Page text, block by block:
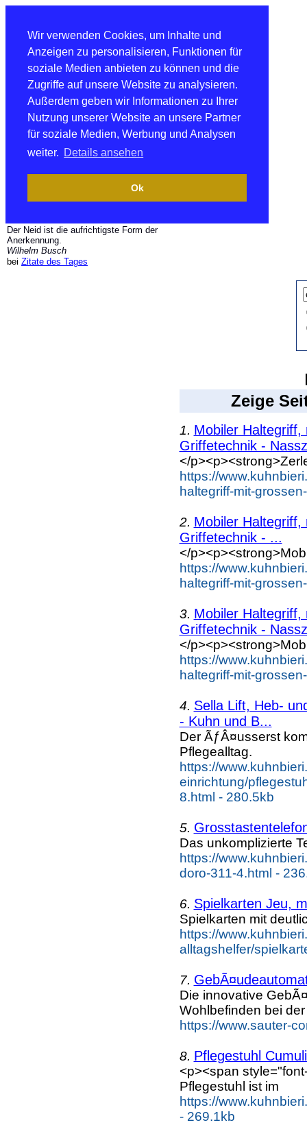
Wir verwenden Cookies, um Inhalte und
Anzeigen zu personalisieren, Funktionen für
soziale Medien anbieten zu können und die
Zugriffe auf unsere Website zu analysieren.
Außerdem geben wir Informationen zu Ihrer
Nutzung unserer Website an unsere Partner
für soziale Medien, Werbung und Analysen
weiter. Details ansehen
Ok
Der Neid ist die aufrichtigste Form der
Anerkennung.
Wilhelm Busch
bei Zitate des Tages
Zeige
1. Mobiler
Griffetechnik -
</
https://
haltegriff-mit-
2. Mobiler
Griffetechnik - ...
</
https://
haltegriff-mit-
3. Mobiler
Griffetechnik -
</
https://
haltegriff-mit-
4. Sella Lift, Heb-
- Kuhn und B...
Der ÃƒÂ¤usserst
Pflegealltag.
https://
einrichtung/
8.html - 280.5kb
5.
Das unkomplizierte
https://
doro-311-4.html -
6. Spielkarten Jeu,
Spielkarten mit
https://
alltagshelfer/
7.
Die innovative
Wohlbefinden bei der
https://www.sauter-
8. Pflegestuhl
<p><span
Pflegestuhl ist im
https://
- 269.1kb